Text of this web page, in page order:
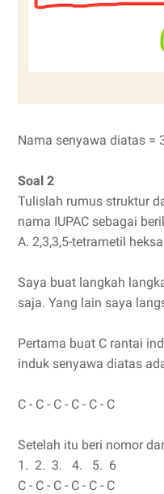
Nama senyawa diatas =
Soal 2
Tulislah rumus struktur
nama IUPAC sebagai
A. 2,3,3,5-tetrametil
Saya buat langkah
saja. Yang lain saya
Pertama buat C rantai
induk senyawa diatas
C - C - C - C - C - C
Setelah itu beri nomor
1. 2. 3. 4. 5. 6
C - C - C - C - C - C